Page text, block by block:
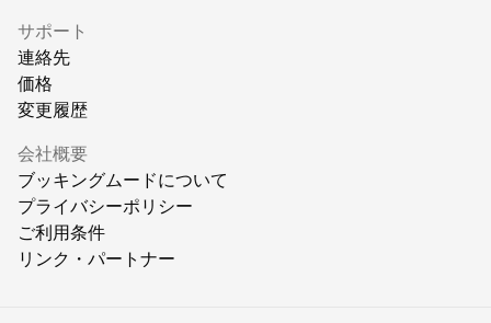
サポート
連絡先
価格
変更履歴
会社概要
ブッキングムードについて
プライバシーポリシー
ご利用条件
リンク・パートナー